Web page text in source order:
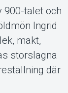
900-talet och
Ingrid
makt,
storslagna
där